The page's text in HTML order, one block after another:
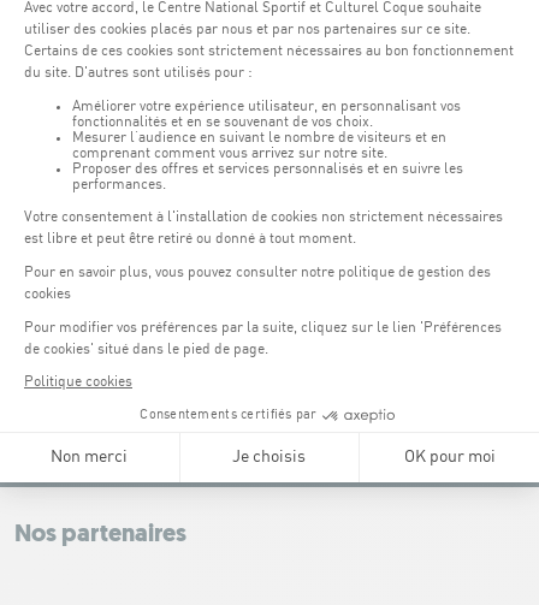
(1)Parking Coque: payant -3 heures offertes pour les
clients Coque(hors manifestations)
Pendant les jours d'événements à la Coque, les places de parkings sont
restreintes. Veuillez privilégier les transports en commun dans la mesure du
possible.
(2)Erasme (150m) : payant.
Konrad Adenauer (1 km) : payant.
(4) Place de l'Europe (1.1 km) : payant, connexion Tram.
Glacis (2.5 km) : payant, connexion Tram.
Tel:+352 43 60 60 1
NOUS CONTACTER
+
−
Map tiles by Carto, under CC BY 3.0. Data by OpenStreetMap, under
ODbL.
Nos partenaires